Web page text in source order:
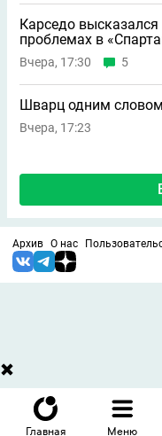
Главная Меню
Карседо
проблемах в
Вчера, 17:30 5
Шварц одним
Вчера, 17:23
Архив О нас